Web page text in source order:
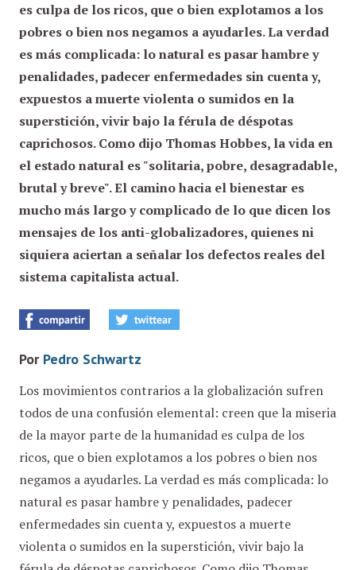
es culpa de los ricos, que o bien explotamos a los
pobres o bien nos negamos a ayudarles. La verdad
es más complicada: lo natural es pasar hambre y
penalidades, padecer enfermedades sin cuenta y,
expuestos a muerte violenta o sumidos en la
superstición, vivir bajo la férula de déspotas
caprichosos. Como dijo Thomas Hobbes, la vida en
el estado natural es "solitaria, pobre, desagradable,
brutal y breve". El camino hacia el bienestar es
mucho más largo y complicado de lo que dicen los
mensajes de los anti-globalizadores, quienes ni
siquiera aciertan a señalar los defectos reales del
sistema capitalista actual.
Por Pedro Schwartz
Los movimientos contrarios a la globalización sufren
todos de una confusión elemental: creen que la miseria
de la mayor parte de la humanidad es culpa de los
ricos, que o bien explotamos a los pobres o bien nos
negamos a ayudarles. La verdad es más complicada: lo
natural es pasar hambre y penalidades, padecer
enfermedades sin cuenta y, expuestos a muerte
violenta o sumidos en la superstición, vivir bajo la